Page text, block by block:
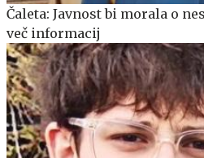
Čaleta: Javnost bi morala o
več informacij